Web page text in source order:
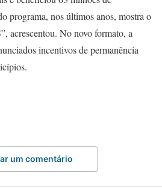
programa, nos últimos anos, mostra o
acrescentou. No novo formato, a
incentivos de permanência
um comentário